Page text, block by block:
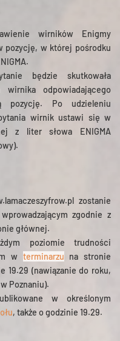
wirników Enigmy
pozycję, w której pośrodku
będzie skutkowała
wirnika odpowiadającego
pozycję. Po udzieleniu
wirnik ustawi się w
z liter słowa ENIGMA
zostanie
zgodnie z
głównej.
poziomie trudności
w terminarzu na stronie
19.29 (nawiązanie do roku,
Poznaniu).
w określonym
, także o godzinie 19.29.